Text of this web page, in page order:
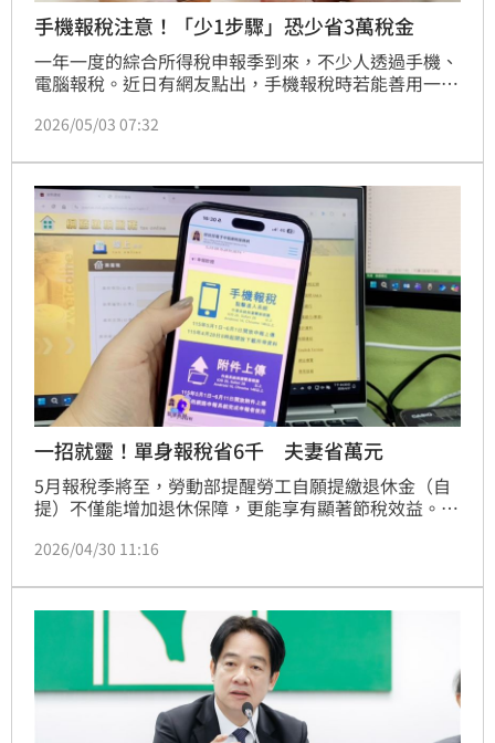
手機報稅注意！「少1步驟」恐少省3萬稅金
一年一度的綜合所得稅申報季到來，不少人透過手機、
電腦報稅。近日有網友點出，手機報稅時若能善用一步
2026/05/03 07:32
一招就靈！單身報稅省6千 夫妻省萬元
5月報稅季將至，勞動部提醒勞工自願提繳退休金（自
提）不僅能增加退休保障，更能享有顯著節稅效益。依
入年度薪資所得課稅。以單身或雙薪家庭為例，自提最
月新制上路後，雇主不得拒絕員工自提申請。報稅時應
仔細核對扣繳憑單，確保自提金額已全數扣除，維護自
2026/04/30 11:16